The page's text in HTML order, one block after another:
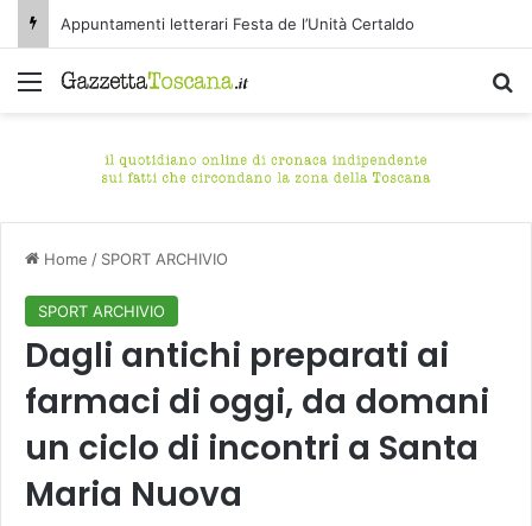
Appuntamenti letterari Festa de l’Unità Certaldo
Menu
Home / SPORT ARCHIVIO
SPORT ARCHIVIO
Dagli antichi preparati ai
farmaci di oggi, da domani
un ciclo di incontri a Santa
Maria Nuova